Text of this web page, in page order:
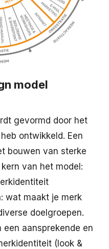
model
gevormd door het
ontwikkeld. Een
bouwen van sterke
van het model:
wat maakt je merk
doelgroepen.
aansprekende en
(look &